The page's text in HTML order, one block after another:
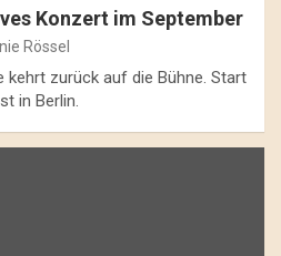
Konzert im September
Rössel
kehrt zurück auf die Bühne. Start
in Berlin.